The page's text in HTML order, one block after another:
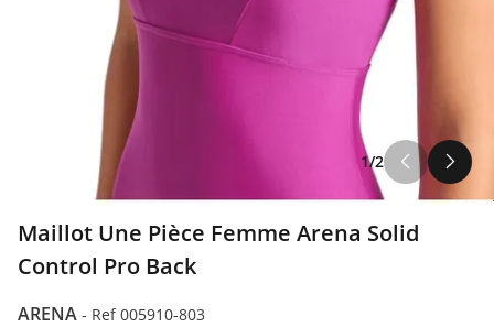
1/2
Maillot Une Pièce Femme Arena Solid
Control Pro Back
ARENA - Ref 005910-803